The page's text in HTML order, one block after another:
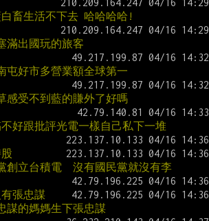
畜生活不下去 哈哈哈哈!
滿出國玩的旅客
屯好市多營業額全球第一
感受不到藍的賺外了好嗎
好跟批評光電一樣自己私下一堆
創立台積電  沒有國民黨就沒有李
張忠謀
謀的媽媽生下張忠謀